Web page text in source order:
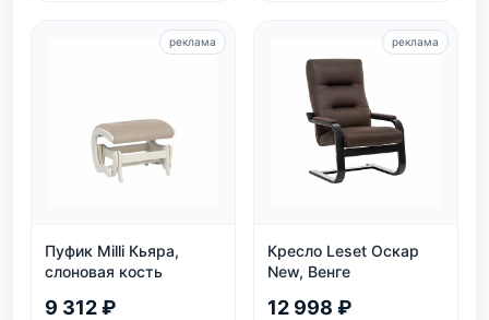
Пуфик Milli Кьяра,
слоновая кость
9 312 ₽
реклама
Кресло Leset Оскар
New, Венге
12 998 ₽
реклама